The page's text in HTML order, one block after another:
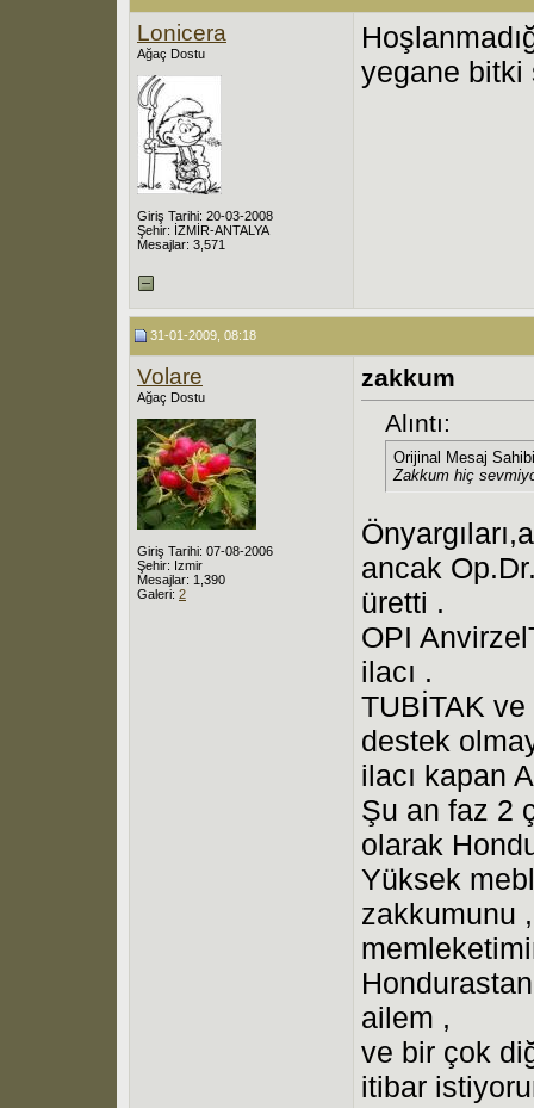
Lonicera
Ağaç Dostu
Giriş Tarihi: 20-03-2008
Şehir: İZMİR-ANTALYA
Mesajlar: 3,571
yegane bitki
31-01-2009, 08:18
Volare
Ağaç Dostu
Giriş Tarihi: 07-08-2006
Şehir: Izmir
Mesajlar: 1,390
Galeri: 2
zakkum
Alıntı:
Orijinal Mesaj
Zakkum hiç
ancak
üretti .
OPI
ilacı .
TUBİTAK ve
destek
ilacı kapan
Şu an faz 2
olarak
Yüksek
zakkumunu ,
ailem ,
ve bir çok
itibar